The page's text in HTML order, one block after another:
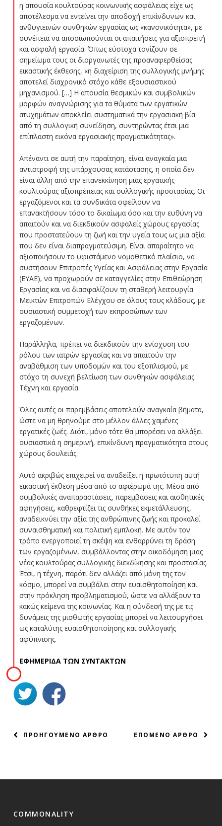
η απουσία κουλτούρας κοινωνικής ασφάλειας είχε ως
αποτέλεσμα να εντείνει την αποδοχή επικίνδυνων και
ανθυγιεινών συνθηκών εργασίας ως «κανονικότητα», με
συνέπεια να αποσιωπούνται οι απαιτήσεις για αξιοπρεπή
και ασφαλή εργασία. Όπως εύστοχα τονίζουν σε
σημείωμα τους οι διοργανωτές της προαναφερθείσας
εικαστικής έκθεσης, «η διαχείριση της συλλογικής μνήμης
αποτελεί διαχρονικό στόχο κάθε εξουσιαστικού
μηχανισμού. […] Η απουσία θεσμικών και συμβολικών
μορφών αναγνώρισης για τα θύματα των εργατικών
ατυχημάτων αποκλείει συστηματικά την εργασιακή βία
από τη συλλογική συνείδηση, συντηρώντας έτσι μια
επίπλαστη εικόνα εργασιακής πραγματικότητας».
Απέναντι σε αυτή την παραίτηση, είναι αναγκαία μια
αντιστροφή της υπάρχουσας κατάστασης, η οποία δεν
είναι άλλη από την επανεκκίνηση μιας εργατικής
κουλτούρας αξιοπρέπειας και συλλογικής προστασίας. Οι
εργαζόμενοι και τα συνδικάτα οφείλουν να
επανακτήσουν τόσο το δικαίωμα όσο και την ευθύνη να
απαιτούν και να διεκδικούν ασφαλείς χώρους εργασίας
που προστατεύουν τη ζωή και την υγεία τους ως μια αξία
που δεν είναι διαπραγματεύσιμη. Είναι απαραίτητο να
αξιοποιήσουν το υφιστάμενο νομοθετικό πλαίσιο, να
συστήσουν Επιτροπές Υγείας και Ασφάλειας στην Εργασία
(ΕΥΑΕ), να προχωρούν σε καταγγελίες στην Επιθεώρηση
Εργασίας και να διασφαλίζουν τη σταθερή λειτουργία
Μεικτών Επιτροπών Ελέγχου σε όλους τους κλάδους, με
ουσιαστική συμμετοχή των εκπροσώπων των
εργαζομένων.
Παράλληλα, πρέπει να διεκδικούν την ενίσχυση του
ρόλου των ιατρών εργασίας και να απαιτούν την
αναβάθμιση των υποδομών και του εξοπλισμού, με
στόχο τη συνεχή βελτίωση των συνθηκών ασφάλειας.
Τέχνη και εργασία
Όλες αυτές οι παρεμβάσεις αποτελούν αναγκαία βήματα,
ώστε να μη θρηνούμε στο μέλλον άλλες χαμένες
εργατικές ζωές. Διότι, μόνο τότε θα μπορέσει να αλλάξει
ουσιαστικά η σημερινή, επικίνδυνη πραγματικότητα στους
χώρους δουλειάς.
Αυτό ακριβώς επιχειρεί να αναδείξει η πρωτότυπη αυτή
εικαστική έκθεση μέσα από το αφιέρωμά της. Μέσα από
συμβολικές αναπαραστάσεις, παρεμβάσεις και αισθητικές
αφηγήσεις, καθρεφτίζει τις συνθήκες εκμετάλλευσης,
αναδεικνύει την αξία της ανθρώπινης ζωής και προκαλεί
συναισθηματική και πολιτική εμπλοκή. Με αυτόν τον
τρόπο ενεργοποιεί τη σκέψη και ενθαρρύνει τη δράση
των εργαζομένων, συμβάλλοντας στην οικοδόμηση μιας
νέας κουλτούρας συλλογικής διεκδίκησης και προστασίας.
Έτσι, η τέχνη, παρότι δεν αλλάζει από μόνη της τον
κόσμο, μπορεί να συμβάλει στην ευαισθητοποίηση και
στην πρόκληση προβληματισμού, ώστε να αλλάξουν τα
κακώς κείμενα της κοινωνίας. Και η σύνδεσή της με τις
δυνάμεις της μισθωτής εργασίας μπορεί να λειτουργήσει
ως καταλύτης ευαισθητοποίησης και συλλογικής
αφύπνισης.
ΕΦΗΜΕΡΙΔΑ ΤΩΝ ΣΥΝΤΑΚΤΩΝ
ΠΛΟΗΓΗΣΗ
ΕΠΟΜΕΝΟ ΑΡΘΡΟ
ΠΡΟΗΓΟΥΜΕΝΟ ΑΡΘΡΟ
COMMONALITY